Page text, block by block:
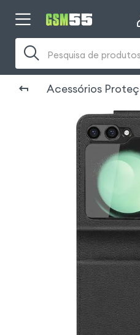
Pesquisa de
Acessórios